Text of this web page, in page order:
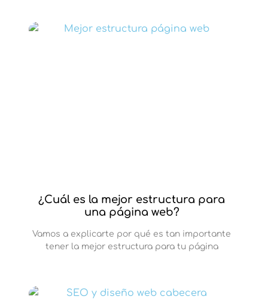
¿Cuál es la mejor estructura para
una página web?
Vamos a explicarte por qué es tan importante
tener la mejor estructura para tu página